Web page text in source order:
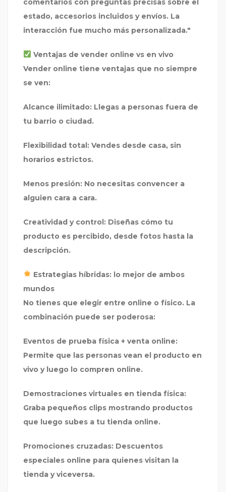
comentarios con preguntas precisas sobre el
estado, accesorios incluidos y envíos. La
interacción fue mucho más personalizada."
Ventajas de vender online vs en vivo
Vender online tiene ventajas que no siempre
se ven:
Alcance ilimitado: Llegas a personas fuera de
tu barrio o ciudad.
Flexibilidad total: Vendes desde casa, sin
horarios estrictos.
Menos presión: No necesitas convencer a
alguien cara a cara.
Creatividad y control: Diseñas cómo tu
producto es percibido, desde fotos hasta la
descripción.
Estrategias híbridas: lo mejor de ambos
mundos
No tienes que elegir entre online o físico. La
combinación puede ser poderosa:
Eventos de prueba física + venta online:
Permite que las personas vean el producto en
vivo y luego lo compren online.
Demostraciones virtuales en tienda física:
Graba pequeños clips mostrando productos
que luego subes a tu tienda online.
Promociones cruzadas: Descuentos
especiales online para quienes visitan la
tienda y viceversa.